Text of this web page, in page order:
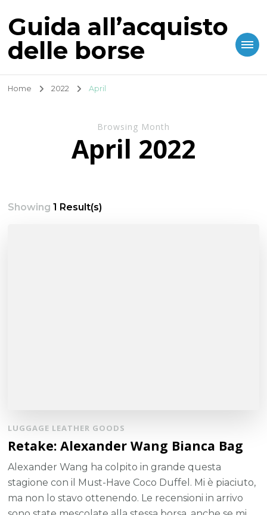
Guida all’acquisto
delle borse
Home 2022 April
Browsing Month
April 2022
Showing1 Result(s)
LUGGAGE LEATHER GOODS
Retake: Alexander Wang Bianca Bag
Alexander Wang ha colpito in grande questa
stagione con il Must-Have Coco Duffel. Mi è piaciuto,
ma non lo stavo ottenendo. Le recensioni in arrivo